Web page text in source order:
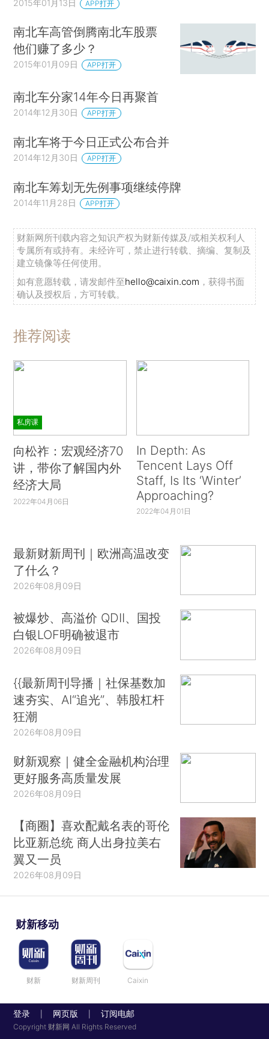
2015年01月13日 APP打开
南北车高管倒腾南北车股票
他们赚了多少？
2015年01月09日 APP打开
南北车分家14年今日再聚首
2014年12月30日 APP打开
南北车将于今日正式公布合并
2014年12月30日 APP打开
南北车筹划无先例事项继续停牌
2014年11月28日 APP打开
财新网所刊载内容之知识产权为财新传媒及/或相关权利人
专属所有或持有。未经许可，禁止进行转载、摘编、复制及
建立镜像等任何使用。
如有意愿转载，请发邮件至hello@caixin.com ，获得书面
确认及授权后，方可转载。
推荐阅读
私房课
向松祚：宏观经济70
讲，带你了解国内外
经济大局
2022年04月06日
In Depth: As
Tencent Lays Off
Staff, Is Its ‘Winter’
Approaching?
2022年04月01日
最新财新周刊｜欧洲高温改变
了什么？
2026年08月09日
被爆炒、高溢价 QDII、国投
白银LOF明确被退市
2026年08月09日
{{最新周刊导播｜社保基数加
速夯实、AI“追光”、韩股杠杆
狂潮
2026年08月09日
财新观察｜健全金融机构治理
更好服务高质量发展
2026年08月09日
【商圈】喜欢配戴名表的哥伦
比亚新总统 商人出身拉美右
翼又一员
2026年08月09日
财新移动
财新 财新周刊 Caixin
登录 网页版 订阅电邮
Copyright 财新网 All Rights Reserved